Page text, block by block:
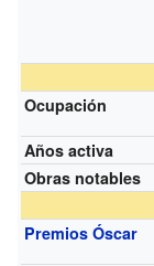
Ocupación
Años activa
Obras notables
Premios Óscar